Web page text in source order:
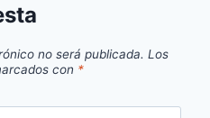
no será publicada. Los
con *